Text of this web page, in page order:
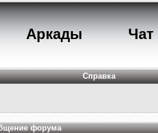
Аркады Чат
Справка
форума